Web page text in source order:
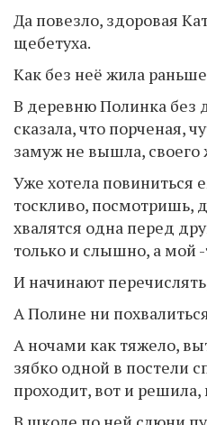
Да повезло, здоровая
щебетуха.
Как без неё жила
В деревню Полинка без
сказала, что порченая,
замуж не вышла,
Уже хотела повиниться
тоскливо, посмотришь,
хвалятся одна перед
только и слышно, а мой
И начинают
А Полине ни
А ночами как тяжело,
зябко одной в постели
проходит, вот и решила,